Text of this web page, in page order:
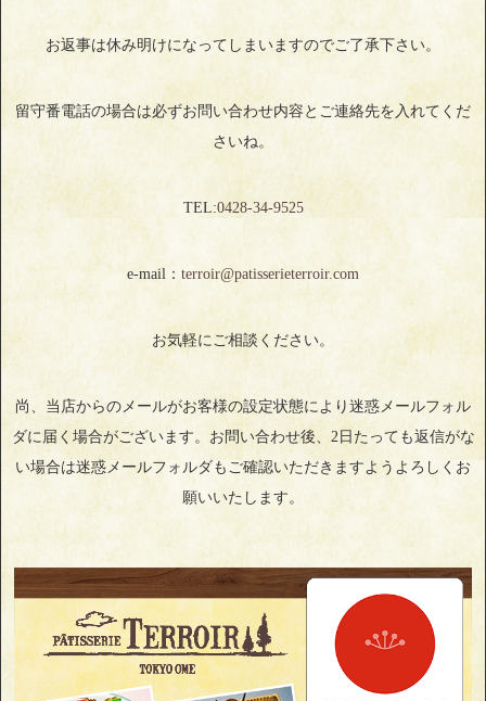
お返事は休み明けになってしまいますのでご了承下さい。
留守番電話の場合は必ずお問い合わせ内容とご連絡先を入れてくだ
さいね。
TEL:0428‐34‐9525
e-mail： terroir@patisserieterroir.com
お気軽にご相談ください。
尚、当店からのメールがお客様の設定状態により迷惑メールフォル
ダに届く場合がございます。お問い合わせ後、2日たっても返信がな
い場合は迷惑メールフォルダもご確認いただきますようよろしくお
願いいたします。